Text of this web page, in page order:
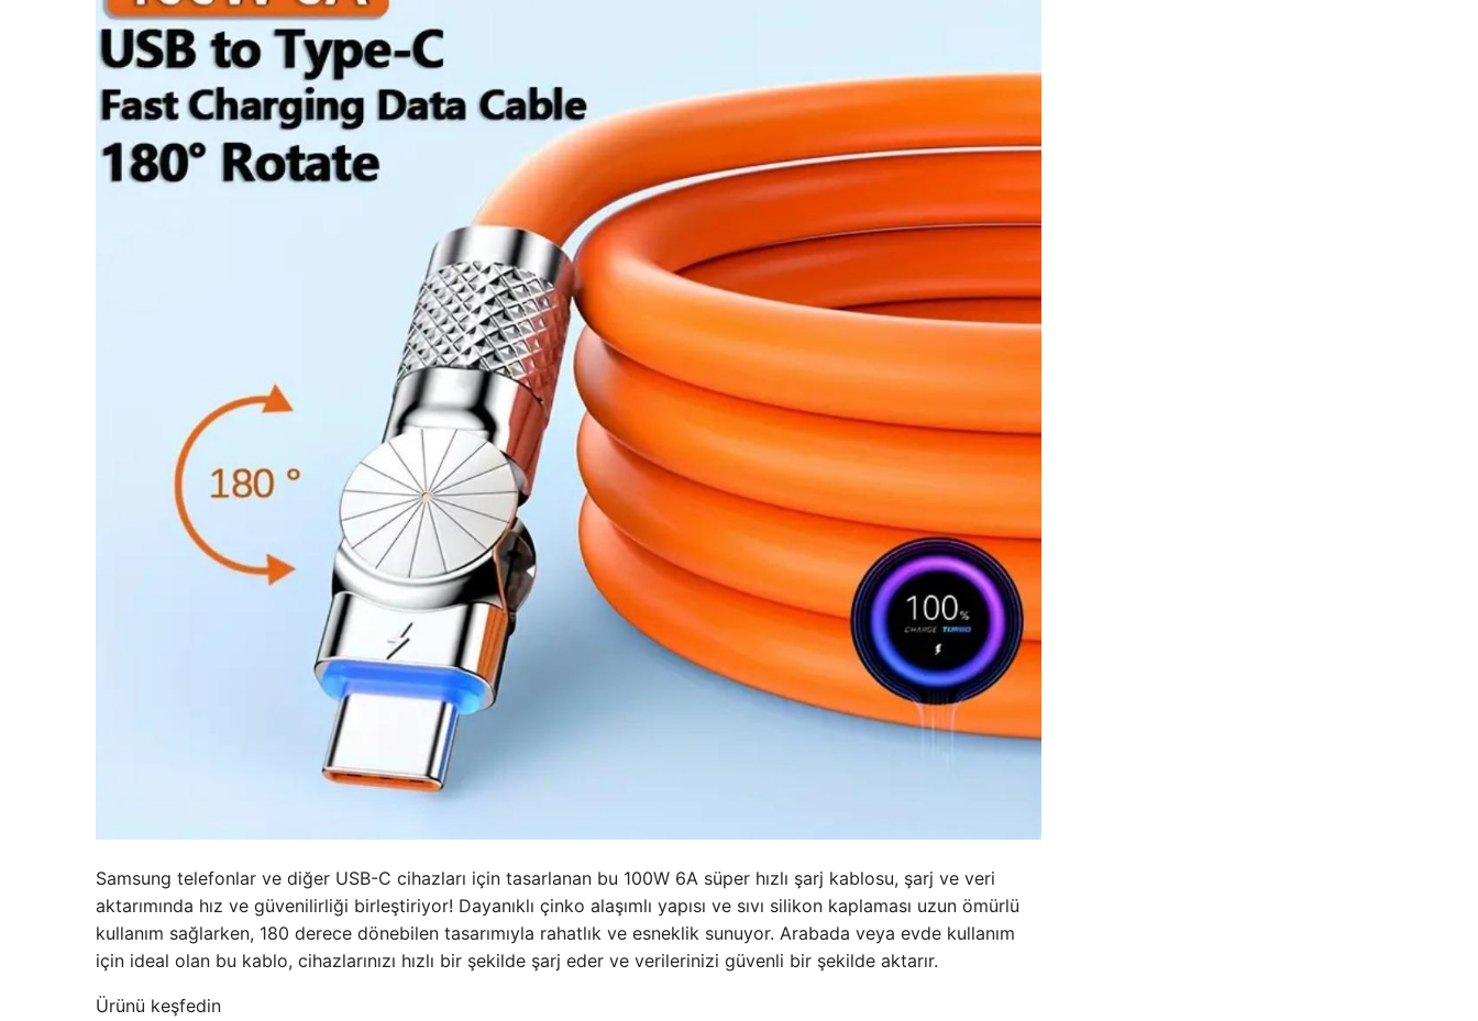
Samsung telefonlar ve diğer USB-C cihazları için tasarlanan bu 100W 6A süper hızlı şarj kablosu, şarj ve veri
aktarımında hız ve güvenilirliği birleştiriyor! Dayanıklı çinko alaşımlı yapısı ve sıvı silikon kaplaması uzun ömürlü
kullanım sağlarken, 180 derece dönebilen tasarımıyla rahatlık ve esneklik sunuyor. Arabada veya evde kullanım
için ideal olan bu kablo, cihazlarınızı hızlı bir şekilde şarj eder ve verilerinizi güvenli bir şekilde aktarır.
Ürünü keşfedin